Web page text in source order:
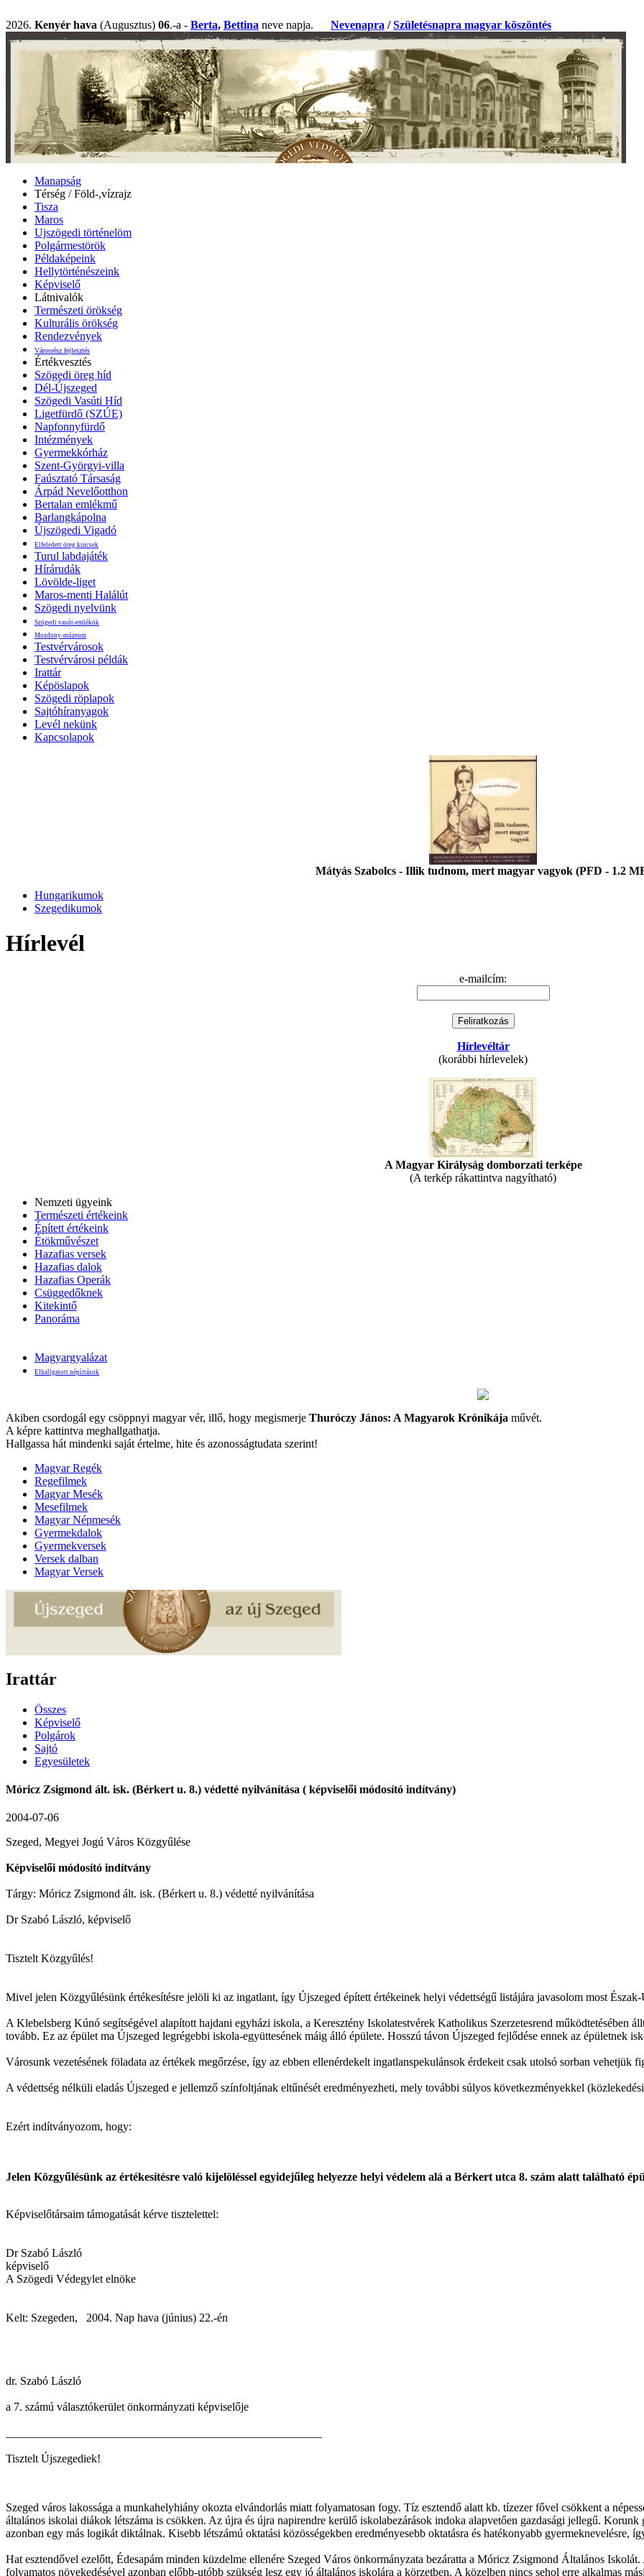
2026. Kenyér hava (Augusztus) 06.-a - Berta, Bettina neve napja. Nevenapra /Születésnapra magyar köszöntés
Manapság
Térség / Föld-,vízrajz
Tisza
Maros
Ujszögedi történelöm
Polgármestörök
Példaképeink
Hellytörténészeink
Képviselő
Látnivalók
Természeti örökség
Kulturális örökség
Rendezvények
Városrész fejlesztés
Értékvesztés
Szögedi öreg híd
Dél-Újszeged
Szögedi Vasúti Híd
Ligetfürdő (SZÚE)
Napfonnyfürdő
Intézmények
Gyermekkórház
Szent-Györgyi-villa
Faúsztató Társaság
Árpád Nevelőotthon
Bertalan emlékmű
Barlangkápolna
Újszögedi Vigadó
Elfeledett öreg kincsek
Turul labdajáték
Hírárudák
Lövölde-liget
Maros-menti Halálút
Szögedi nyelvünk
Szögedi vasút-emlékök
Mozdony-múzeum
Testvérvárosok
Testvérvárosi példák
Irattár
Képöslapok
Szögedi röplapok
Sajtóhíranyagok
Levél nekünk
Kapcsolapok
Mátyás Szabolcs - Illik tudnom, mert magyar vagyok (PFD - 1.2
Hungarikumok
Szegedikumok
Hírlevél
e-mailcím:
Hírlevéltár
(korábbi hírlevelek)
A Magyar Királyság domborzati terképe
(A terkép rákattintva nagyítható)
Nemzeti ügyeink
Természeti értékeink
Épített értékeink
Étökművészet
Hazafias versek
Hazafias dalok
Hazafias Operák
Csüggedőknek
Kitekintő
Panoráma
Magyargyalázat
Elhallgatott népírtások
Akiben csordogál egy csöppnyi magyar vér, illő, hogy megismerje Thuróczy János: A Magyarok Krónikája művét.
A képre kattintva meghallgathatja.
Hallgassa hát mindenki saját értelme, hite és azonosságtudata szerint!
Magyar Regék
Regefilmek
Magyar Mesék
Mesefilmek
Magyar Népmesék
Gyermekdalok
Gyermekversek
Versek dalban
Magyar Versek
Irattár
Összes
Képviselő
Polgárok
Sajtó
Egyesületek
Móricz Zsigmond ált. isk. (Bérkert u. 8.) védetté nyilvánítása ( képviselői módosító indítvány)
2004-07-06
Szeged, Megyei Jogú Város Közgyűlése
Képviselői módosító indítvány
Tárgy: Móricz Zsigmond ált. isk. (Bérkert u. 8.) védetté nyilvánítása
Dr Szabó László, képviselő
Tisztelt Közgyűlés!
Mivel jelen Közgyűlésünk értékesítésre jelöli ki az ingatlant, így Újszeged épített értékeinek helyi védettségű listájára javasolom most
A Klebelsberg Kúnó segítségével alapított hajdani egyházi iskola, a Keresztény Iskolatestvérek Katholikus Szerzetesrend
tovább. Ez az épület ma Újszeged legrégebbi iskola-együttesének máig álló épülete. Hosszú távon Újszeged fejlődése ennek az épületnek
Városunk vezetésének föladata az értékek megőrzése, így az ebben ellenérdekelt ingatlanspekulánsok érdekeit csak utolsó sorban vehetjük
A védettség nélküli eladás Újszeged e jellemző színfoltjának eltűnését eredményezheti, mely további súlyos következményekkel
Ezért indítványozom, hogy:
Jelen Közgyűlésünk az értékesítésre való kijelöléssel egyidejűleg helyezze helyi védelem alá a Bérkert utca 8. szám alatt található
Képviselőtársaim támogatását kérve tisztelettel:
Dr Szabó László
képviselő
A Szögedi Védegylet elnöke
Kelt: Szegeden, 2004. Nap hava (június) 22.-én
dr. Szabó László
a 7. számú választókerület önkormányzati képviselője
Tisztelt Újszegediek!
Szeged város lakossága a munkahelyhiány okozta elvándorlás miatt folyamatosan fogy. Tíz esztendő alatt kb. tízezer fővel csökkent a
általános iskolai diákok létszáma is csökken. Az újra és újra napirendre kerülő iskolabezárások indoka alapvetően gazdasági jellegű.
azonban egy más logikát diktálnak. Kisebb létszámú oktatási közösségekben eredményesebb oktatásra és hatékonyabb gyermeknevelésre,
Hat esztendővel ezelőtt, Édesapám minden küzdelme ellenére Szeged Város önkormányzata bezáratta a Móricz Zsigmond Általános
folyamatos növekedésével azonban előbb-utóbb szükség lesz egy jó általános iskolára a körzetben. A közelben nincs sehol erre alkalmas